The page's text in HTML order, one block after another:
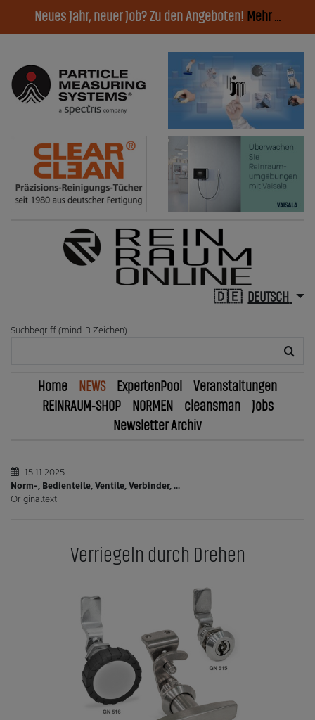
Neues Jahr, neuer Job? Zu den Angeboten! Mehr ...
DEUTSCH
Suchbegriff (mind. 3 Zeichen)
Home NEWS ExpertenPool
Veranstaltungen
REINRAUM-SHOP
NORMEN cleansman
Jobs
Newsletter Archiv
15.11.2025
Norm-, Bedienteile, Ventile, Verbinder, ...
Originaltext
Verriegeln durch Drehen